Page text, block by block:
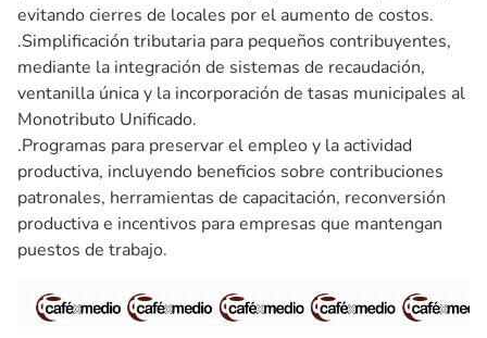
evitando cierres de locales por el aumento de costos.
.Simplificación tributaria para pequeños contribuyentes,
mediante la integración de sistemas de recaudación,
ventanilla única y la incorporación de tasas municipales al
Monotributo Unificado.
.Programas para preservar el empleo y la actividad
productiva, incluyendo beneficios sobre contribuciones
patronales, herramientas de capacitación, reconversión
productiva e incentivos para empresas que mantengan
puestos de trabajo.